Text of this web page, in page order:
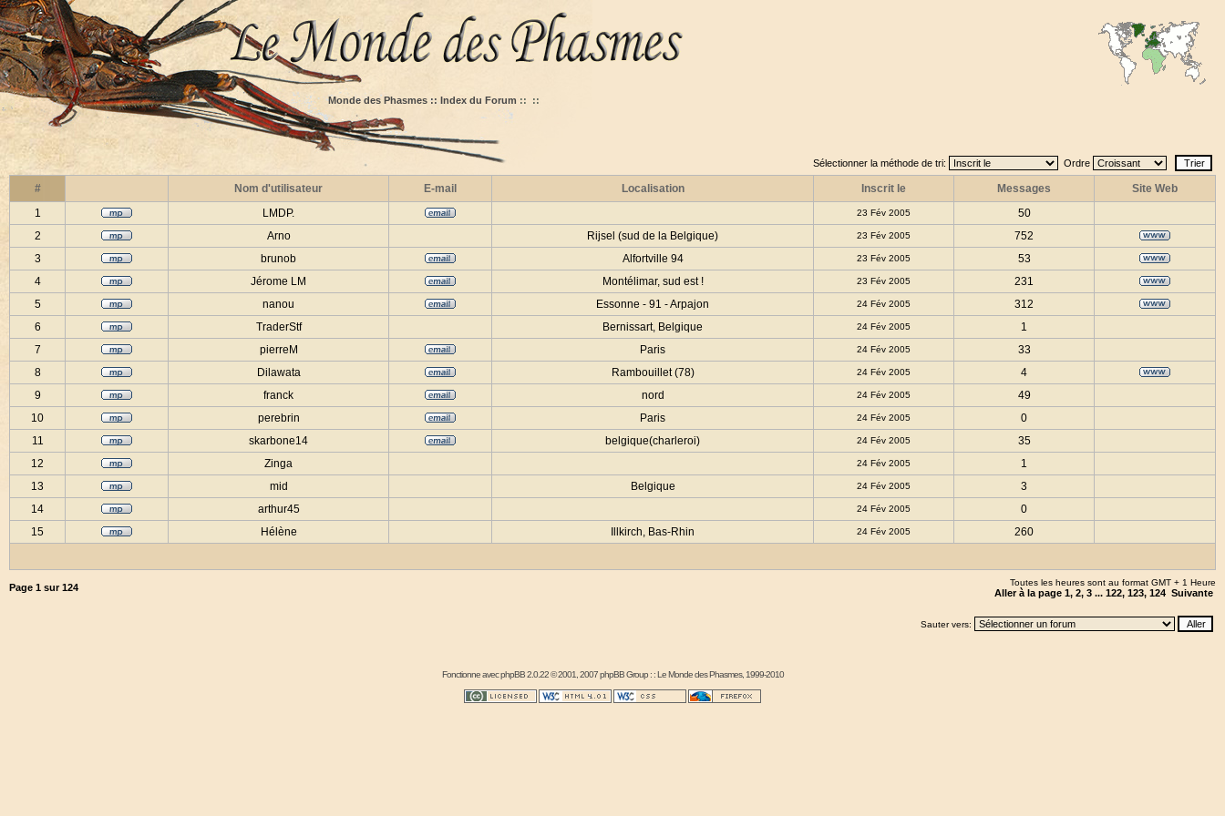
Monde des Phasmes :: Index du Forum :: ::
Sélectionner la méthode de tri: Ordre
# Nom d'utilisateur E-mail Localisation Inscrit le Messages
Site Web
1
LMDP. 23 Fév 2005
50
2
Arno Rijsel (sud de la Belgique) 23 Fév 2005
752
3
brunob Alfortville 94 23 Fév 2005
53
4
Jérome LM Montélimar, sud est ! 23 Fév 2005
231
5
nanou Essonne - 91 - Arpajon 24 Fév 2005
312
6
TraderStf Bernissart, Belgique 24 Fév 2005
1
7
pierreM Paris 24 Fév 2005
33
8
Dilawata Rambouillet (78) 24 Fév 2005
4
9
franck nord 24 Fév 2005
49
10
perebrin Paris 24 Fév 2005
0
11
skarbone14 belgique(charleroi) 24 Fév 2005
35
12
Zinga 24 Fév 2005
1
13
mid Belgique 24 Fév 2005
3
14
arthur45 24 Fév 2005
0
15
Hélène Illkirch, Bas-Rhin 24 Fév 2005 260
Page 1 sur124 Toutes les heures sont au format GMT + 1 Heure
Aller à la page 1, 2, 3 ... 122, 123, 124 Suivante
Sauter vers:
Fonctionne avecphpBB2.0.22 © 2001, 2007 phpBB Group : :Le Monde des Phasmes, 1999-2010